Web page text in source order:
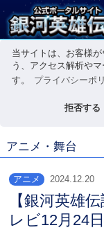
当サイトは、お客様
う、アクセス解析や
す。
プライバシーポ
拒否する
アニメ・舞台
アニメ 2024.12.20
【銀河英雄
レビ12月24